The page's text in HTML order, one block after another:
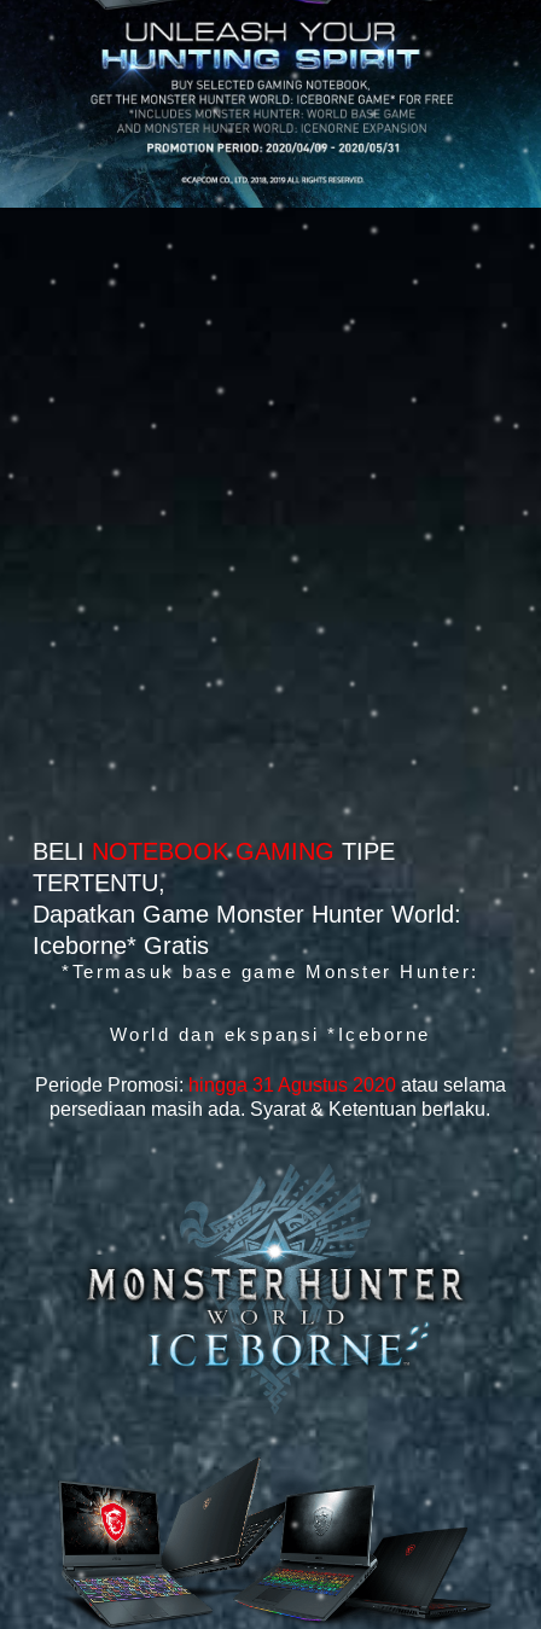
BELI NOTEBOOK GAMING TIPE
TERTENTU,
Dapatkan Game Monster Hunter World:
Iceborne* Gratis
*Termasuk base game Monster Hunter:
World dan ekspansi *Iceborne
Periode Promosi:hingga 31 Agustus 2020atau selama
persediaan masih ada. Syarat & Ketentuan berlaku.